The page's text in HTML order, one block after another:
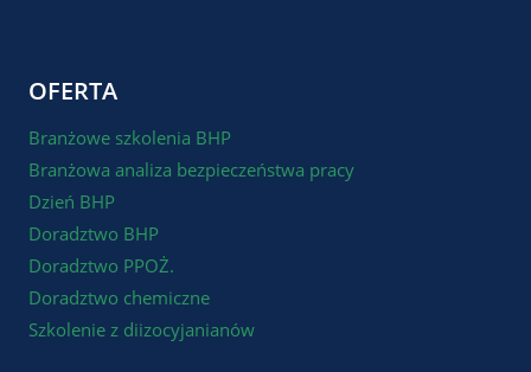
OFERTA
Branżowe szkolenia BHP
Branżowa analiza bezpieczeństwa pracy
Dzień BHP
Doradztwo BHP
Doradztwo PPOŻ.
Doradztwo chemiczne
Szkolenie z diizocyjanianów